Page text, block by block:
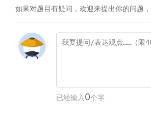
如果对题目有疑问，欢迎来提出你的问题
已经输入 0个字